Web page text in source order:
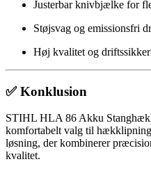
Justerbar knivbjælke for
Støjsvag og emissionsfri
Høj kvalitet og
✅ Konklusion
STIHL HLA 86 Akku
komfortabelt valg til
løsning, der kombinerer
kvalitet.